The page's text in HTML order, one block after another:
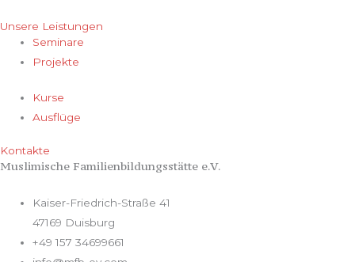
Unsere Leistungen
Seminare
Projekte
Kurse
Ausflüge
Kontakte
Muslimische Familienbildungsstätte e.V.
Kaiser-Friedrich-Straße 41
47169 Duisburg
+49 157 34699661